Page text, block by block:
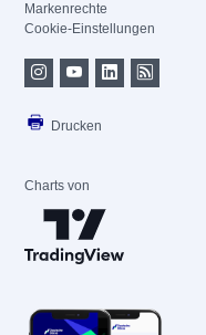
Markenrechte
Cookie-Einstellungen
Drucken
Charts von